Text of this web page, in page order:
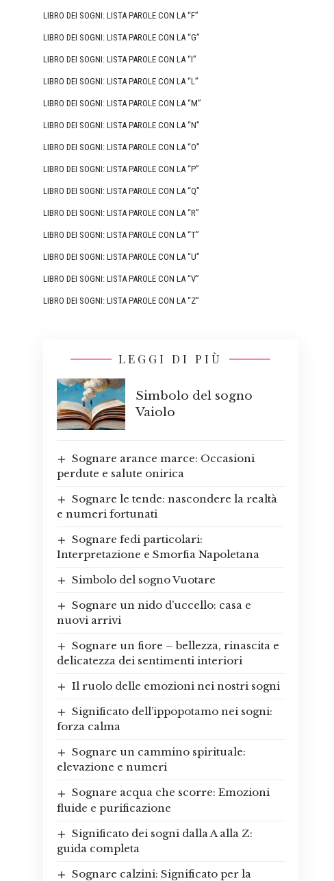
LIBRO DEI SOGNI: LISTA PAROLE CON LA “F”
LIBRO DEI SOGNI: LISTA PAROLE CON LA “G”
LIBRO DEI SOGNI: LISTA PAROLE CON LA “I”
LIBRO DEI SOGNI: LISTA PAROLE CON LA “L”
LIBRO DEI SOGNI: LISTA PAROLE CON LA “M”
LIBRO DEI SOGNI: LISTA PAROLE CON LA “N”
LIBRO DEI SOGNI: LISTA PAROLE CON LA “O”
LIBRO DEI SOGNI: LISTA PAROLE CON LA “P”
LIBRO DEI SOGNI: LISTA PAROLE CON LA “Q”
LIBRO DEI SOGNI: LISTA PAROLE CON LA “R”
LIBRO DEI SOGNI: LISTA PAROLE CON LA “T”
LIBRO DEI SOGNI: LISTA PAROLE CON LA “U”
LIBRO DEI SOGNI: LISTA PAROLE CON LA “V”
LIBRO DEI SOGNI: LISTA PAROLE CON LA “Z”
LEGGI DI PIÙ
Simbolo del sogno
Vaiolo
Sognare arance marce: Occasioni
perdute e salute onirica
Sognare le tende: nascondere la realtà
e numeri fortunati
Sognare fedi particolari:
Interpretazione e Smorfia Napoletana
Simbolo del sogno Vuotare
Sognare un nido d’uccello: casa e
nuovi arrivi
Sognare un fiore – bellezza, rinascita e
delicatezza dei sentimenti interiori
Il ruolo delle emozioni nei nostri sogni
Significato dell’ippopotamo nei sogni:
forza calma
Sognare un cammino spirituale:
elevazione e numeri
Sognare acqua che scorre: Emozioni
fluide e purificazione
Significato dei sogni dalla A alla Z:
guida completa
Sognare calzini: Significato per la